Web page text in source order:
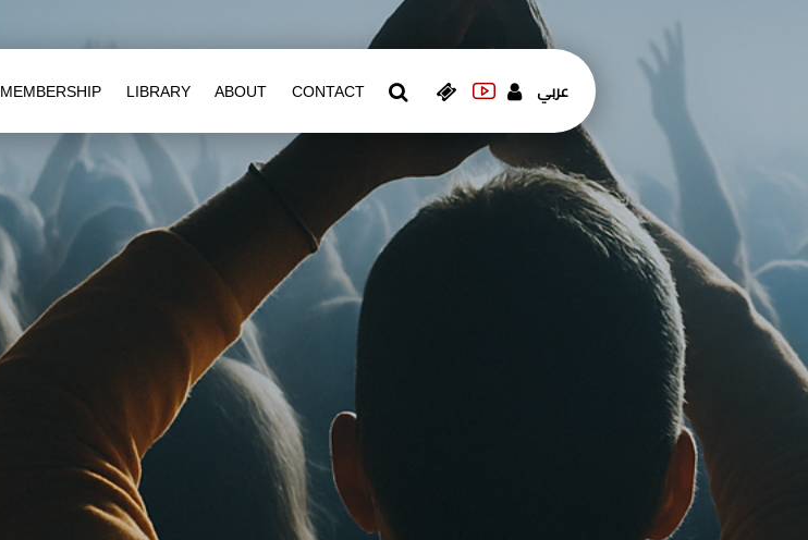
MEMBERSHIP LIBRARY ABOUT CONTACT عربي